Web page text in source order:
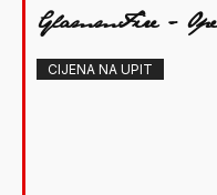
GlammFire -
CIJENA NA UPIT